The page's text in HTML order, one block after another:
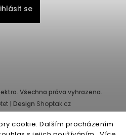
cookie. Dalším procházením
se
. Všechna práva vyhrazena.
| Design Shoptak.cz
- K, s.r.o., IČ: 25155822, Pernerova